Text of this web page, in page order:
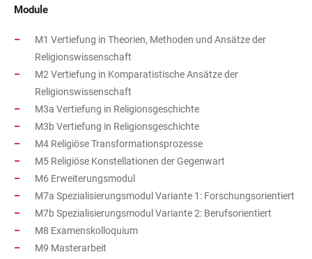
Module
M1 Vertiefung in Theorien, Methoden und Ansätze der
Religionswissenschaft
M2 Vertiefung in Komparatistische Ansätze der
Religionswissenschaft
M3a Vertiefung in Religionsgeschichte
M3b Vertiefung in Religionsgeschichte
M4 Religiöse Transformationsprozesse
M5 Religiöse Konstellationen der Gegenwart
M6 Erweiterungsmodul
M7a Spezialisierungsmodul Variante 1: Forschungsorientiert
M7b Spezialisierungsmodul Variante 2: Berufsorientiert
M8 Examenskolloquium
M9 Masterarbeit